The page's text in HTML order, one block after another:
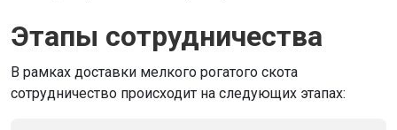
Этапы сотрудничества
В рамках доставки мелкого рогатого скота
сотрудничество происходит на следующих этапах: